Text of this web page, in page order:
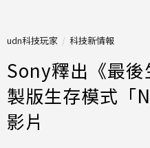
udn科技玩家 科技新情報
Sony釋出《最
製版生存模式「
影片